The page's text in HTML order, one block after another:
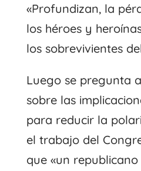
«Profundizan, la
los héroes y
los sobrevivientes
Luego se pregunta
sobre las
para reducir la
el trabajo del
que «un